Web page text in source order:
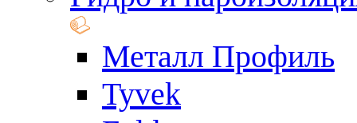
Металл Профиль
Tyvek